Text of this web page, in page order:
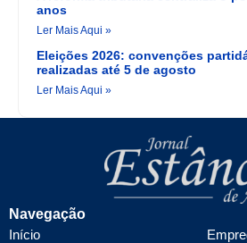
anos
Ler Mais Aqui »
Eleições 2026: convenções
realizadas até 5 de agosto
Ler Mais Aqui »
Navegação
Início